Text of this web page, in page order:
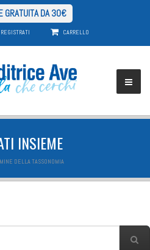
GRATUITA DA 30€
REGISTRATI CARRELLO
INSIEME
DELLA TASSONOMIA